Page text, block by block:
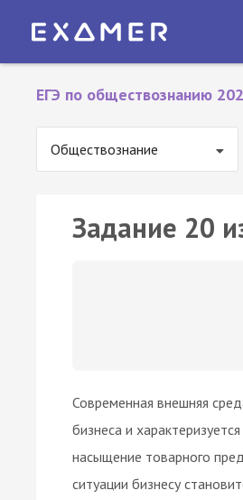
ЕГЭ по обществознанию
Обществознание
Задание 20
Современная внешняя
бизнеса и
насыщение товарного
ситуации бизнесу